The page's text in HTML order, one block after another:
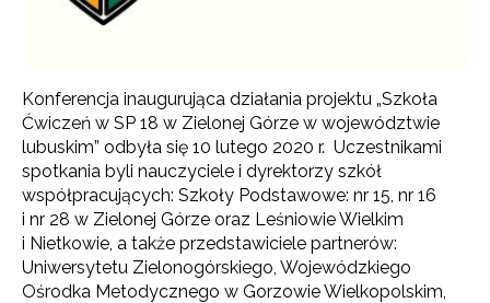
Konferencja inaugurująca działania projektu „Szkoła
Ćwiczeń w SP 18 w Zielonej Górze w województwie
lubuskim” odbyła się 10 lutego 2020 r. Uczestnikami
spotkania byli nauczyciele i dyrektorzy szkół
współpracujących: Szkoły Podstawowe: nr 15, nr 16
i nr 28 w Zielonej Górze oraz Leśniowie Wielkim
i Nietkowie, a także przedstawiciele partnerów:
Uniwersytetu Zielonogórskiego, Wojewódzkiego
Ośrodka Metodycznego w Gorzowie Wielkopolskim,